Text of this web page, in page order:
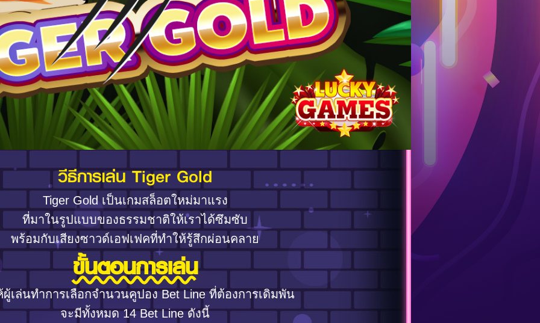
วีธีการเล่น Tiger Gold
Tiger Gold เป็นเกมสล็อตใหม่มาแรง
ที่มาในรูปแบบของธรรมชาติให้เราได้ซึมซับ
พร้อมกับเสียงซาวด์เอฟเฟคที่ทำให้รู้สึกผ่อนคลาย
ขั้นตอนการเล่น
ผู้เล่นทำการเลือกจำนวนคูปอง Bet Line ที่ต้องการเดิมพัน
จะมีทั้งหมด 14 Bet Line ดังนี้